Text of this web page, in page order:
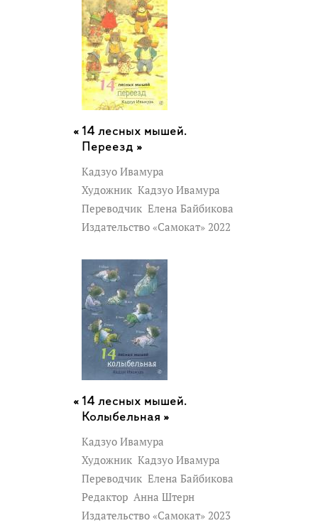
14 лесных мышей.
Переезд »
Кадзуо Ивамура
Художник Кадзуо Ивамура
Переводчик Елена Байбикова
Издательство «Самокат» 2022
14 лесных мышей.
Колыбельная »
Кадзуо Ивамура
Художник Кадзуо Ивамура
Переводчик Елена Байбикова
Редактор Анна Штерн
Издательство «Самокат» 2023